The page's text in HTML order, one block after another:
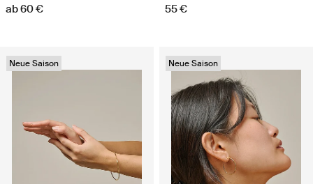
ab 60 € 55 €
Neue Saison Neue Saison